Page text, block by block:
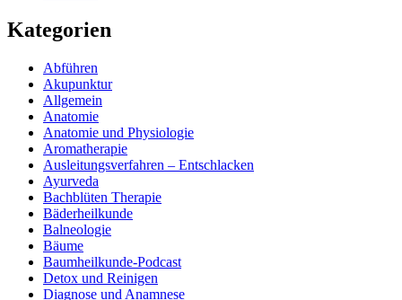
Kategorien
Abführen
Akupunktur
Allgemein
Anatomie
Anatomie und Physiologie
Aromatherapie
Ausleitungsverfahren – Entschlacken
Ayurveda
Bachblüten Therapie
Bäderheilkunde
Balneologie
Bäume
Baumheilkunde-Podcast
Detox und Reinigen
Diagnose und Anamnese